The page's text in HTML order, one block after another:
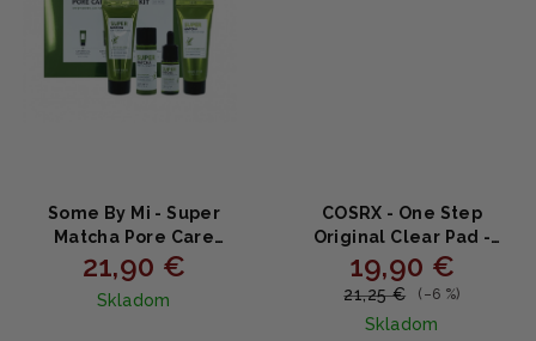
Some By Mi - Super
Matcha Pore Care
Starter Kit - Super
Matcha sada pre
starostlivosť o póry 4ks
21,90 €
Skladom
COSRX - One Step
Original Clear Pad -
čistiace tampóny na pleť
70ks
19,90 €
21,25 € (–6 %)
Skladom